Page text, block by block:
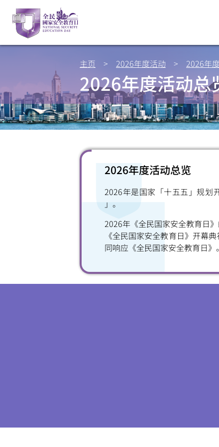
主页 > 2026年度活动 > 2026年
2026年度活动总
2026年度活动总览
2026年是国家「十五五」规划
」。
2026年《全民国家安全教育日
《全民国家安全教育日》开幕
同响应《全民国家安全教育日》